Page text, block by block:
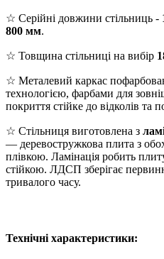
☆ Серійні довжини стільниць -
800 мм.
☆ Товщина стільниці на вибір
☆ Металевий каркас
технологією, фарбами для
покриття стійке до відколів та
☆ Стільниця виготовлена з
— деревостружкова плита з
плівкою. Ламінація робить
стійкою. ЛДСП зберігає
тривалого часу.
Технічні характеристики: